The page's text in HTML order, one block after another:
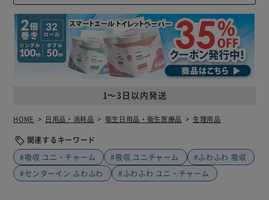
1～3日以内発送
HOME 日用品・消耗品 衛生日用品・衛生医療品 生理用品
関連するキーワード
#吸収 ユニ・チャーム
#吸収 ユニチャーム
#ふわふわ 吸収
#センターイン ふわふわ
#ふわふわ ユニ・チャーム